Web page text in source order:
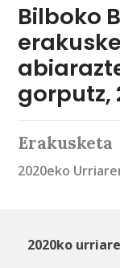
Bilboko
gorputz,
Erakusketa
2020eko
2020ko